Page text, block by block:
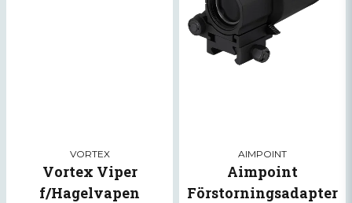
VORTEX
Vortex Viper
f/Hagelvapen
AIMPOINT
Aimpoint
Förstorningsadapter